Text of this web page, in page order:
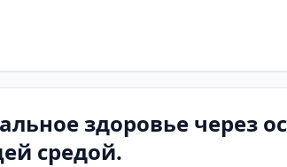
здоровье через
средой.